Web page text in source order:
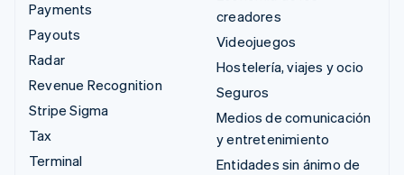
Payments
Payouts
Radar
Revenue Recognition
Stripe Sigma
Tax
Terminal
creadores
Videojuegos
Hostelería, viajes y ocio
Seguros
Medios de comunicación
y entretenimiento
Entidades sin ánimo de